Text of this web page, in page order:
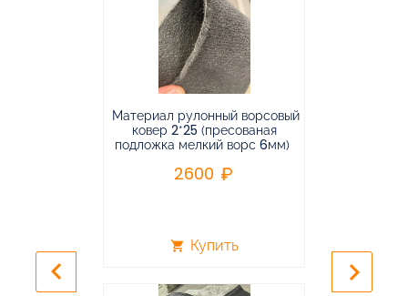
Материал рулонный ворсовый
ковер 2*25 (пресованая
подложка мелкий ворс 6мм)
2600
shopping_cart Купить
keyboard_arrow_left keyboard_arrow_right